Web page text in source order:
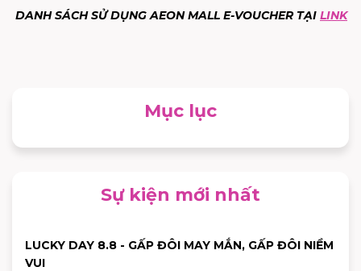
DANH SÁCH SỬ DỤNG AEON MALL E-VOUCHER TẠI LINK
Mục lục
Sự kiện mới nhất
LUCKY DAY 8.8 - GẤP ĐÔI MAY MẮN, GẤP ĐÔI NIỀM
VUI